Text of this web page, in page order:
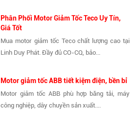
Phân Phối Motor Giảm Tốc Teco Uy Tín,
Giá Tốt
Mua motor giảm tốc Teco chất lượng cao tại
Linh Duy Phát. Đầy đủ CO-CQ, bảo...
Motor giảm tốc ABB tiết kiệm điện, bền bỉ
Motor giảm tốc ABB phù hợp băng tải, máy
công nghiệp, dây chuyền sản xuất....